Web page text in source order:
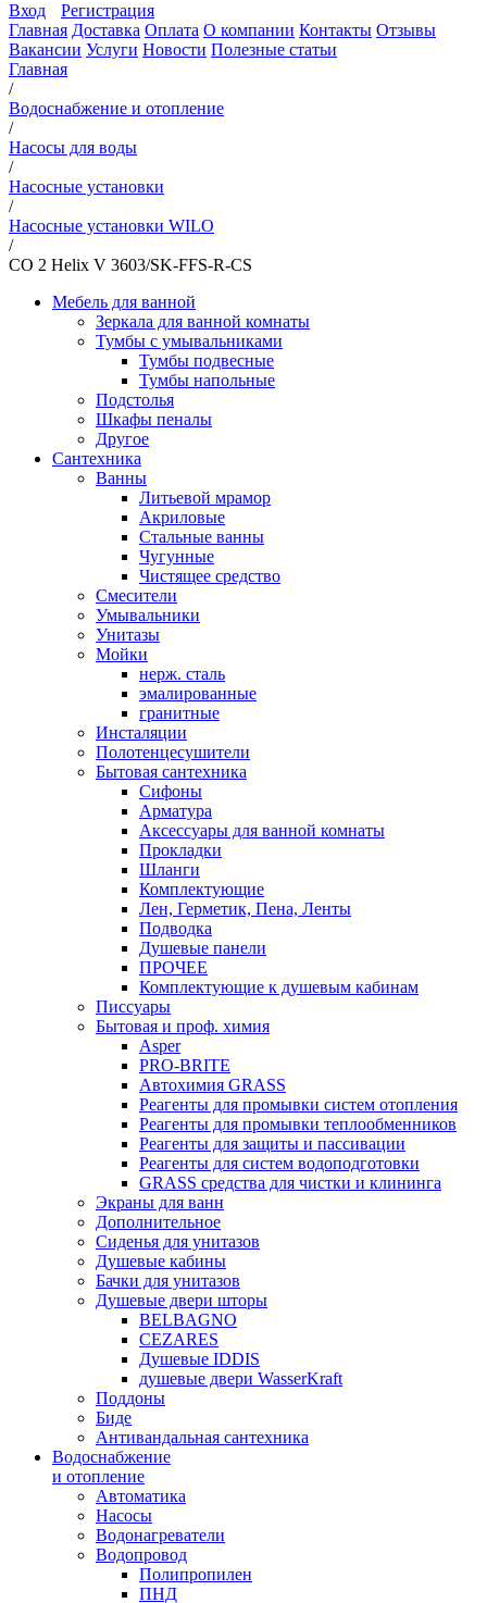
Вход
Регистрация
Главная Доставка Оплата О компании Контакты Отзывы
Вакансии Услуги Новости Полезные статьи
Главная
/
Водоснабжение и отопление
/
Насосы для воды
/
Насосные установки
/
Насосные установки WILO
/
CO 2 Helix V 3603/SK-FFS-R-CS
Мебель для ванной
Зеркала для ванной комнаты
Тумбы с умывальниками
Тумбы подвесные
Тумбы напольные
Подстолья
Шкафы пеналы
Другое
Сантехника
Ванны
Литьевой мрамор
Акриловые
Стальные ванны
Чугунные
Чистящее средство
Смесители
Умывальники
Унитазы
Мойки
нерж. сталь
эмалированные
гранитные
Инсталяции
Полотенцесушители
Бытовая сантехника
Сифоны
Арматура
Аксессуары для ванной комнаты
Прокладки
Шланги
Комплектующие
Лен, Герметик, Пена, Ленты
Подводка
Душевые панели
ПРОЧЕЕ
Комплектующие к душевым кабинам
Писсуары
Бытовая и проф. химия
Asper
PRO-BRITE
Автохимия GRASS
Реагенты для промывки систем отопления
Реагенты для промывки теплообменников
Реагенты для защиты и пассивации
Реагенты для систем водоподготовки
GRASS средства для чистки и клининга
Экраны для ванн
Дополнительное
Сиденья для унитазов
Душевые кабины
Бачки для унитазов
Душевые двери шторы
BELBAGNO
CEZARES
Душевые IDDIS
душевые двери WasserKraft
Поддоны
Биде
Антивандальная сантехника
Водоснабжение
и отопление
Автоматика
Насосы
Водонагреватели
Водопровод
Полипропилен
ПНД